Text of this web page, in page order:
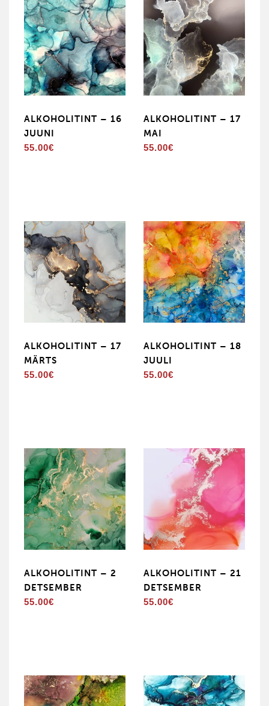
ALKOHOLITINT – 16
JUUNI
55.00€
ALKOHOLITINT – 17
MAI
55.00€
ALKOHOLITINT – 17
MÄRTS
55.00€
ALKOHOLITINT – 18
JUULI
55.00€
ALKOHOLITINT – 2
DETSEMBER
55.00€
ALKOHOLITINT – 21
DETSEMBER
55.00€